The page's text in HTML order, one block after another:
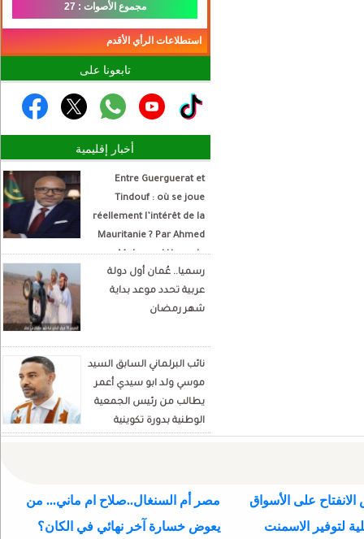
مجموع الأصوات : 27
استطلاعات الرأي الأقدم
تابعونا على
أخبار إقليمية
Entre Guerguerat et
Tindouf : où se joue
réellement l’intérêt de la
Mauritanie ? Par Ahmed
Mohamed Hamada
Écrivain et analyste
politique
رسميا.. عُمان أول دولة
عربية تحدد موعد بداية
شهر رمضان
نائب البرلماني السابق السيد
موسي ولد ابو سيدي أعمر
يطالب من رئيس الجمعية
الوطنية بدورة تكوينية
للنواب الجديد
على الأسواق
لتوفير الاسمنت
مصر أم السنغال..صلاح ام ماني... من
يعوض خسارة آخر نهائي في الكان؟